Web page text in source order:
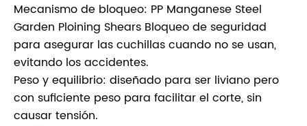
Mecanismo de bloqueo: PP Manganese Steel
Garden Ploining Shears Bloqueo de seguridad
para asegurar las cuchillas cuando no se usan,
evitando los accidentes.
Peso y equilibrio: diseñado para ser liviano pero
con suficiente peso para facilitar el corte, sin
causar tensión.